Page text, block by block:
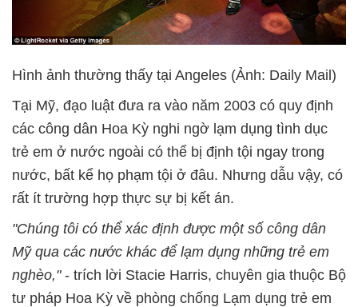
Hình ảnh thường thấy tại Angeles (Ảnh: Daily Mail)
Tại Mỹ, đạo luật đưa ra vào năm 2003 có quy định
các công dân Hoa Kỳ nghi ngờ lạm dụng tình dục
trẻ em ở nước ngoài có thể bị định tội ngay trong
nước, bất kể họ phạm tội ở đâu. Nhưng dẫu vậy, có
rất ít trường hợp thực sự bị kết án.
"Chúng tôi có thể xác định được một số công dân
Mỹ qua các nước khác để lạm dụng những trẻ em
nghèo,"- trích lời Stacie Harris, chuyên gia thuộc Bộ
tư pháp Hoa Kỳ về phòng chống Lạm dụng trẻ em